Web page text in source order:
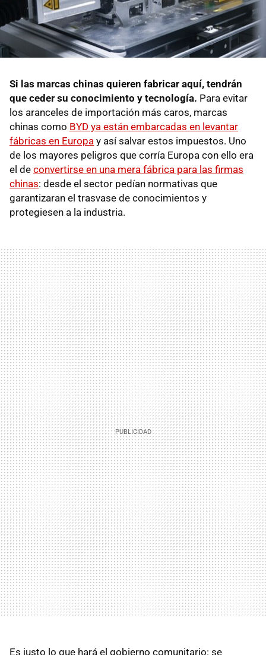
Si las marcas chinas quieren fabricar aquí, tendrán
que ceder su conocimiento y tecnología. Para evitar
los aranceles de importación más caros, marcas
chinas como BYD ya están embarcadas en levantar
fábricas en Europa y así salvar estos impuestos. Uno
de los mayores peligros que corría Europa con ello era
el de convertirse en una mera fábrica para las firmas
chinas: desde el sector pedían normativas que
garantizaran el trasvase de conocimientos y
protegiesen a la industria.
Es justo lo que hará el gobierno comunitario: se